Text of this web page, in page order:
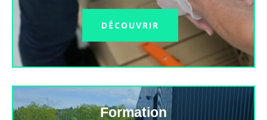
DÉCOUVRIR
Formation